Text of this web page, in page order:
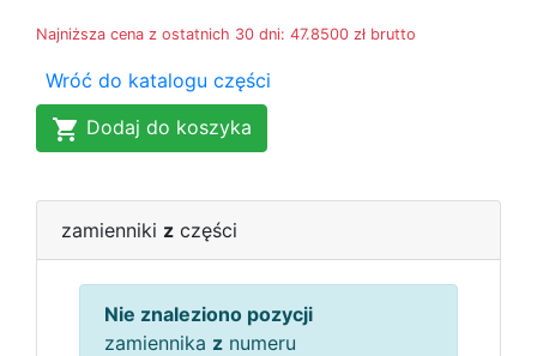
Najniższa cena z ostatnich 30 dni: 47.8500 zł brutto
Wróć do katalogu części
Dodaj do koszyka
zamienniki z części
Nie znaleziono pozycji
zamiennika z numeru